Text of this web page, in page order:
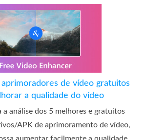
de vídeo gratuitos
a qualidade do vídeo
a análise dos 5 melhores e gratuitos
APK de aprimoramento de vídeo,
aumentar facilmente a qualidade